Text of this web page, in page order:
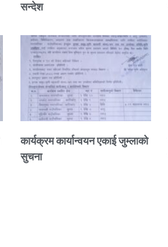
सन्देश
कार्यक्रम कार्यान्वयन एकाई जुम्लाको
सुचना